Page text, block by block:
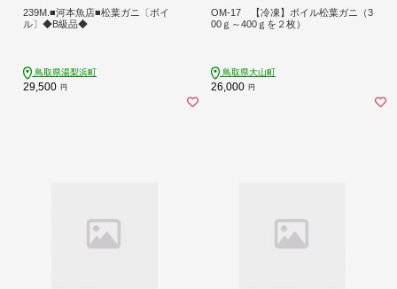
239M.■河本魚店■松葉ガニ〔ボイ
ル〕◆B級品◆
鳥取県湯梨浜町
29,500 円
OM-17 【冷凍】ボイル松葉ガニ（3
00ｇ～400ｇを２枚）
鳥取県大山町
26,000 円